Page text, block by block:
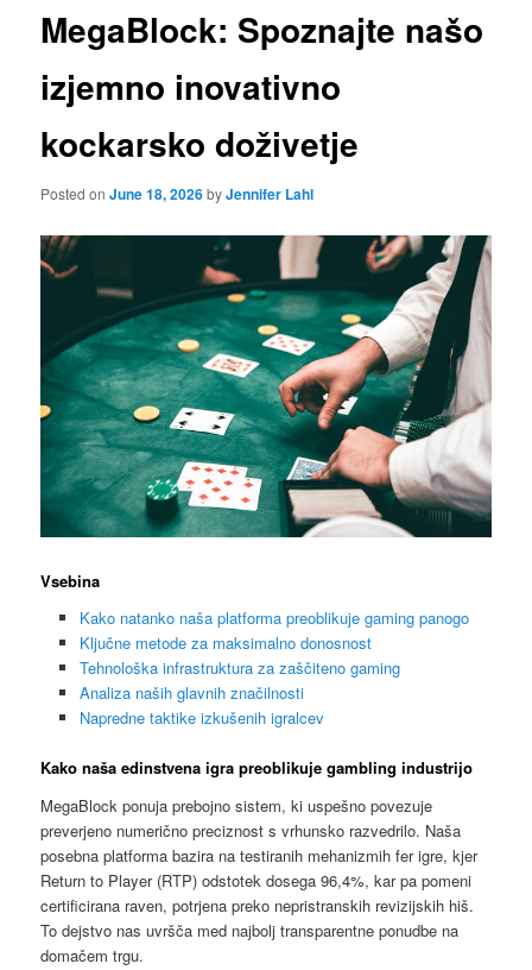
MegaBlock: Spoznajte našo
izjemno inovativno
kockarsko doživetje
Posted onJune 18, 2026byJennifer Lahl
Vsebina
Kako natanko naša platforma preoblikuje gaming panogo
Ključne metode za maksimalno donosnost
Tehnološka infrastruktura za zaščiteno gaming
Analiza naših glavnih značilnosti
Napredne taktike izkušenih igralcev
Kako naša edinstvena igra preoblikuje gambling industrijo
MegaBlock ponuja prebojno sistem, ki uspešno povezuje
preverjeno numerično preciznost s vrhunsko razvedrilo. Naša
posebna platforma bazira na testiranih mehanizmih fer igre, kjer
Return to Player (RTP) odstotek dosega 96,4%, kar pa pomeni
certificirana raven, potrjena preko nepristranskih revizijskih hiš.
To dejstvo nas uvršča med najbolj transparentne ponudbe na
domačem trgu.